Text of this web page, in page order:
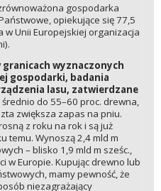
gospodarka
opiekujące się 77,5
w Unii Europejskiej organizacja
wyznaczonych
gospodarki, badania
lasu, zatwierdzane
średnio do 55–60 proc. drewna,
zwiększa zapas na pniu.
z roku na rok i są już
temu. Wynoszą 2,4 mld m
– blisko 1,9 mld m sześc.,
w Europie. Kupując drewno lub
mamy pewność, że
niezagrażający